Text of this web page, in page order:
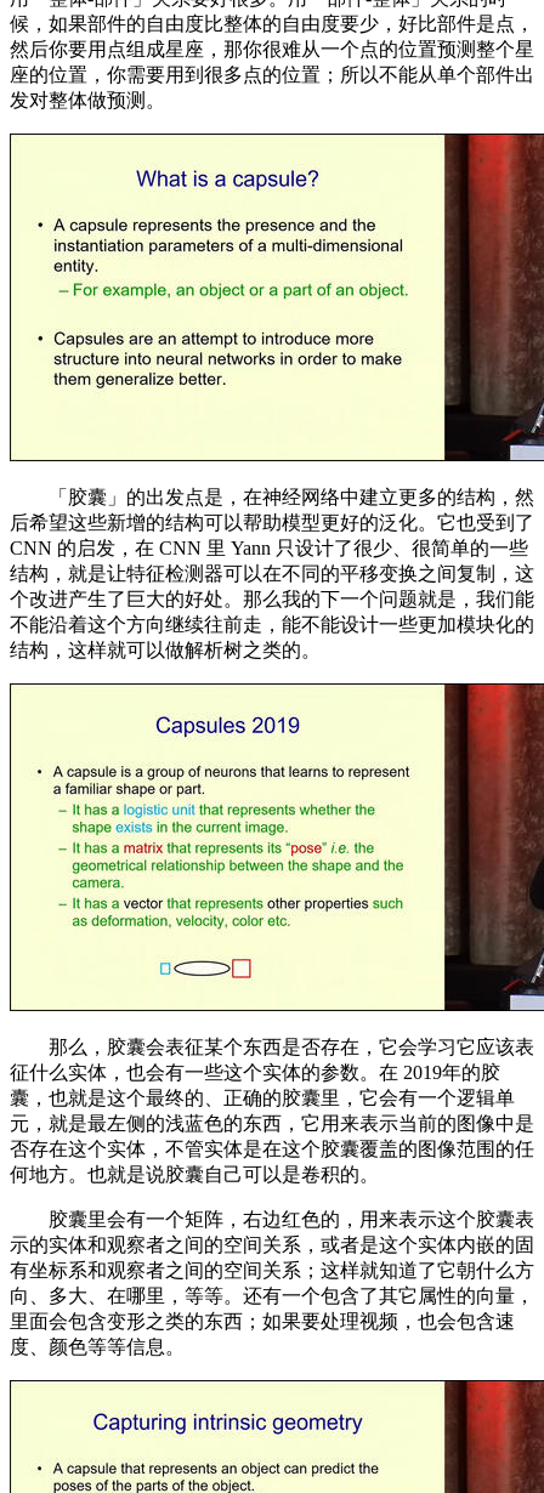
候，如果部件的自由度比整体的自由度要少，好比部件是点，
然后你要用点组成星座，那你很难从一个点的位置预测整个星
座的位置，你需要用到很多点的位置；所以不能从单个部件出
发对整体做预测。
「胶囊」的出发点是，在神经网络中建立更多的结构，然
后希望这些新增的结构可以帮助模型更好的泛化。它也受到了
CNN 的启发，在 CNN 里 Yann 只设计了很少、很简单的一些
结构，就是让特征检测器可以在不同的平移变换之间复制，这
个改进产生了巨大的好处。那么我的下一个问题就是，我们能
不能沿着这个方向继续往前走，能不能设计一些更加模块化的
结构，这样就可以做解析树之类的。
那么，胶囊会表征某个东西是否存在，它会学习它应该表
征什么实体，也会有一些这个实体的参数。在 2019年的胶
囊，也就是这个最终的、正确的胶囊里，它会有一个逻辑单
元，就是最左侧的浅蓝色的东西，它用来表示当前的图像中是
否存在这个实体，不管实体是在这个胶囊覆盖的图像范围的任
何地方。也就是说胶囊自己可以是卷积的。
胶囊里会有一个矩阵，右边红色的，用来表示这个胶囊表
示的实体和观察者之间的空间关系，或者是这个实体内嵌的固
有坐标系和观察者之间的空间关系；这样就知道了它朝什么方
向、多大、在哪里，等等。还有一个包含了其它属性的向量，
里面会包含变形之类的东西；如果要处理视频，也会包含速
度、颜色等等信息。